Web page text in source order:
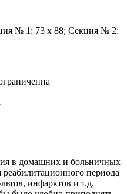
№ 1: 73 х 88; Секция № 2:
в домашних и больничных
периода
инфарктов и т.д.